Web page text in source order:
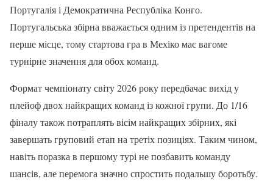
Португалія і Демократична Республіка Конго.
Португальська збірна вважається одним із претендентів на
перше місце, тому стартова гра в Мехіко має вагоме
турнірне значення для обох команд.
Формат чемпіонату світу 2026 року передбачає вихід у
плейоф двох найкращих команд із кожної групи. До 1/16
фіналу також потраплять вісім найкращих збірних, які
завершать груповий етап на третіх позиціях. Таким чином,
навіть поразка в першому турі не позбавить команду
шансів, але перемога значно спростить подальшу боротьбу.